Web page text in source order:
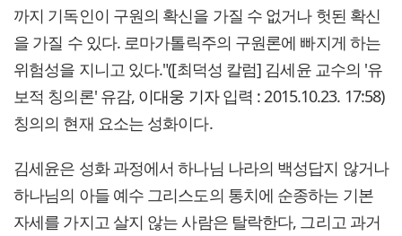
까지 기독인이 구원의 확신을 가질 수 없거나 헛된 확신
을 가질 수 있다. 로마가톨릭주의 구원론에 빠지게 하는
위험성을 지니고 있다."([최덕성 칼럼] 김세윤 교수의 '유
보적 칭의론' 유감, 이대웅 기자입력 : 2015.10.23. 17:58)
칭의의 현재 요소는 성화이다.
김세윤은 성화 과정에서 하나님 나라의 백성답지 않거나
하나님의 아들 예수 그리스도의 통치에 순종하는 기본
자세를 가지고 살지 않는 사람은 탈락한다, 그리고 과거